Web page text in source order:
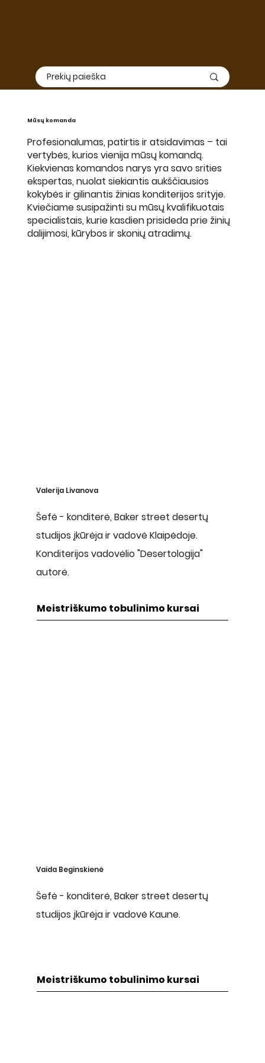
Mūsų komanda
Profesionalumas, patirtis ir atsidavimas – tai
vertybės, kurios vienija mūsų komandą.
Kiekvienas komandos narys yra savo srities
ekspertas, nuolat siekiantis aukščiausios
kokybės ir gilinantis žinias konditerijos srityje.
Kviečiame susipažinti su mūsų kvalifikuotais
specialistais, kurie kasdien prisideda prie žinių
dalijimosi, kūrybos ir skonių atradimų.
Valerija Livanova
Šefė - konditerė, Baker street desertų
studijos įkūrėja ir vadovė Klaipėdoje.
Konditerijos vadovėlio "Desertologija"
autorė.
Meistriškumo tobulinimo kursai
Vaida Beginskienė
Šefė - konditerė, Baker street desertų
studijos įkūrėja ir vadovė Kaune.
Meistriškumo tobulinimo kursai